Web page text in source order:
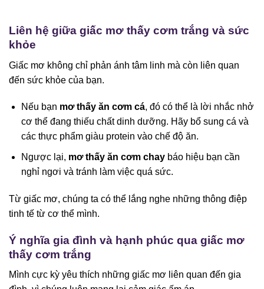
Liên hệ giữa giấc mơ thấy cơm trắng và sức
khỏe
Giấc mơ không chỉ phản ánh tâm linh mà còn liên quan
đến sức khỏe của bạn.
Nếu bạn mơ thấy ăn cơm cá, đó có thể là lời nhắc nhở
cơ thể đang thiếu chất dinh dưỡng. Hãy bổ sung cá và
các thực phẩm giàu protein vào chế độ ăn.
Ngược lại, mơ thấy ăn cơm chaybáo hiệu bạn cần
nghỉ ngơi và tránh làm việc quá sức.
Từ giấc mơ, chúng ta có thể lắng nghe những thông điệp
tinh tế từ cơ thể mình.
Ý nghĩa gia đình và hạnh phúc qua giấc mơ
thấy cơm trắng
Mình cực kỳ yêu thích những giấc mơ liên quan đến gia